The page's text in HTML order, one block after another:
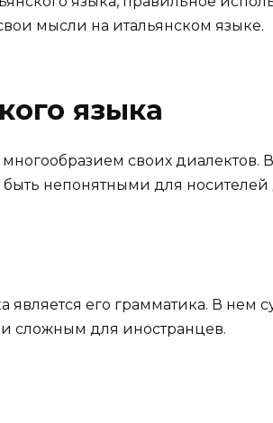
мысли на итальянском языке.
языка
своих
непонятными для носителей
является его грамматика. В
сложным для иностранцев.